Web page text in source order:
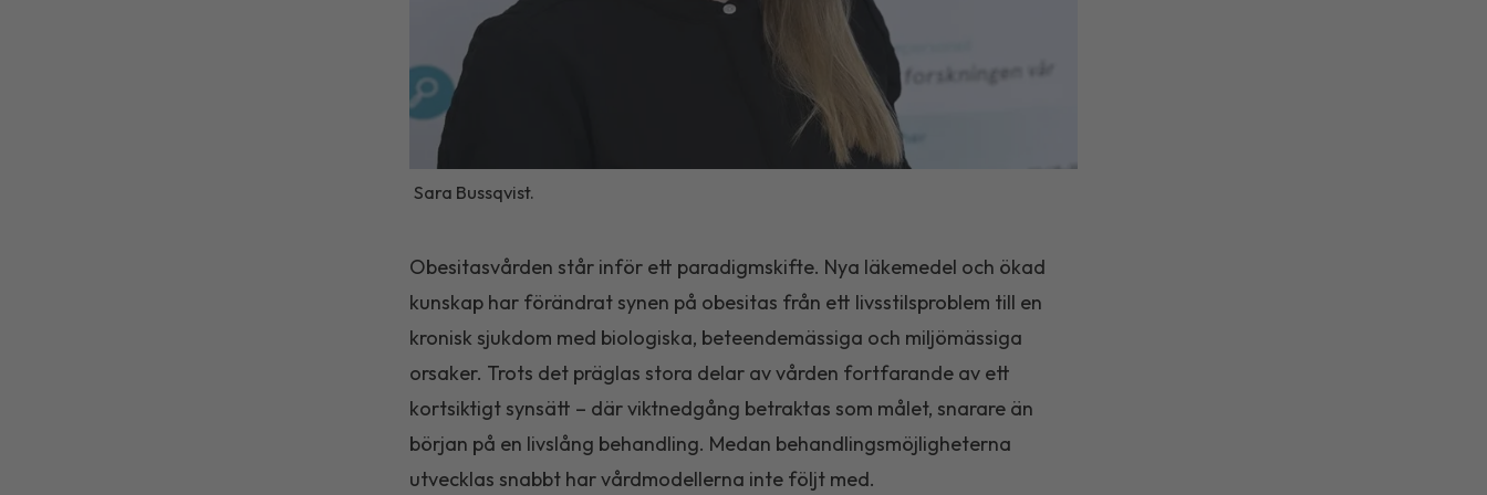
Sara Bussqvist.
Obesitasvården står inför ett paradigmskifte. Nya läkemedel och ökad
kunskap har förändrat synen på obesitas från ett livsstilsproblem till en
kronisk sjukdom med biologiska, beteendemässiga och miljömässiga
orsaker. Trots det präglas stora delar av vården fortfarande av ett
kortsiktigt synsätt – där viktnedgång betraktas som målet, snarare än
början på en livslång behandling. Medan behandlingsmöjligheterna
utvecklas snabbt har vårdmodellerna inte följt med.